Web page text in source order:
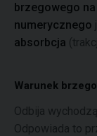
brzegowego
numerycznego
absorbcja
Warunek
Odbija
Odpowiada to